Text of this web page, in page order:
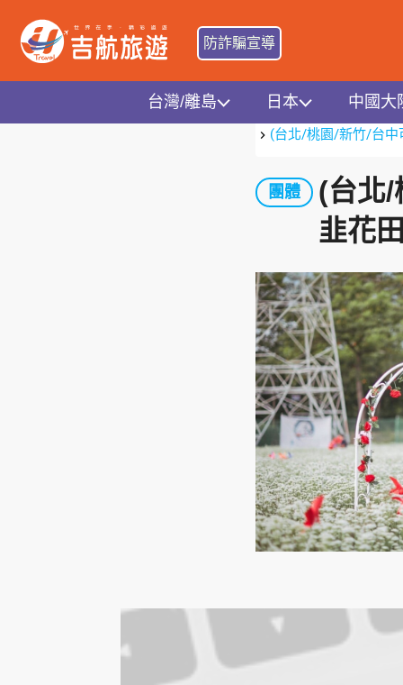
防詐騙宣導
台灣/離島 日本 中國大
首頁 台灣地區 中彰
(台北/桃園/新竹/台中
團體
(台北/
韭花